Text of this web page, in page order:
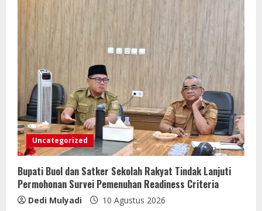
Uncategorized
Bupati Buol dan Satker Sekolah Rakyat Tindak Lanjuti
Permohonan Survei Pemenuhan Readiness Criteria
Dedi Mulyadi 10 Agustus 2026